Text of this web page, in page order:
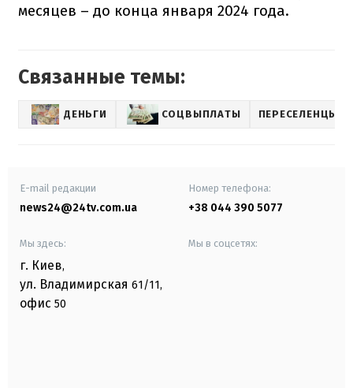
месяцев – до конца января 2024 года.
Связанные темы:
ДЕНЬГИ СОЦВЫПЛАТЫ ПЕРЕСЕЛЕНЦЫ
E-mail редакции
news24@24tv.com.ua
Номер телефона:
+38 044 390 5077
Мы здесь:
г. Киев,
ул. Владимирская 61/11,
офис 50
Мы в соцсетях: